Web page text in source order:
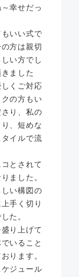
幸せだっ
いい式で
方は親切
い方でし
ました
くご対応
の方もい
り、私の
、短めな
イルで流
とされて
ました。
い構図の
手く切り
た。
り上げて
いること
ります。
ジュール